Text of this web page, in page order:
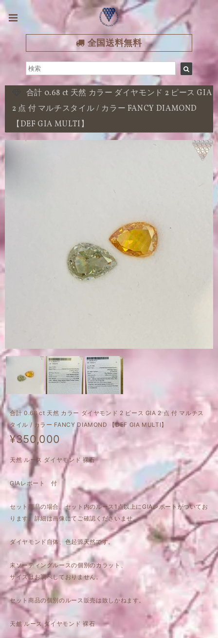
全国送料無料
合計 0.68 ct 天然 カラー ダイヤモンド 2 ピース GIA
2 点 付 マルチスタイル / カラー FANCY DIAMOND
【DEF GIA MULTI】
合計 0.68 ct 天然 カラー ダイヤモンド 2 ピース GIA 2 点 付 マルチス
タイル / カラー FANCY DIAMOND 【DEF GIA MULTI】
¥350,000
天然 ルース ダイヤモンド 裸石
GIAレポート 付
セット商品の場合、セット内のルース1点以上にGIAレポートがついてお
ります。詳細は画像にてご確認くださいませ。
ダイヤモンド自体、色起源天然です。
未ソーティングルースの個別のカラット、
サイズはお調べしておりません。
セット商品の個別のルース販売は致しかねます。
天然 ルース ダイヤモンド 裸石